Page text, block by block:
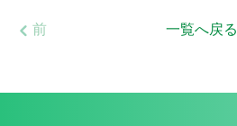
前 一覧へ戻る